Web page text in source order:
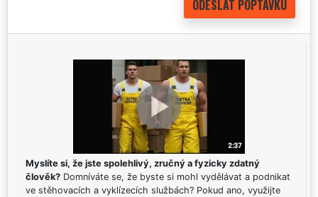
Myslíte si, že jste spolehlivý, zručný a fyzicky zdatný
člověk? Domníváte se, že byste si mohl vydělávat a podnikat
ve stěhovacích a vyklízecích službách? Pokud ano, využijte